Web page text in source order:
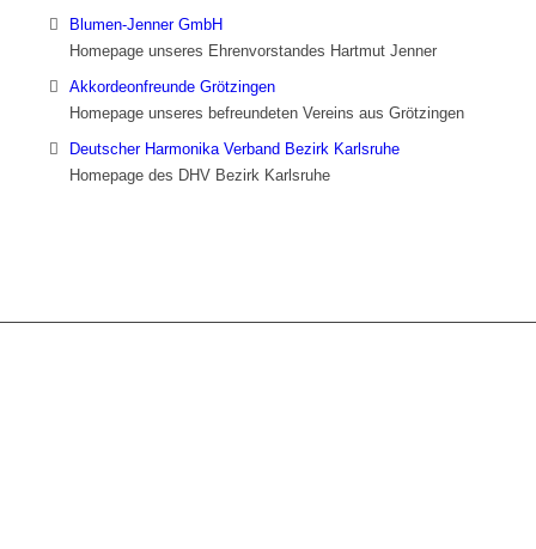
Blumen-Jenner GmbH
Homepage unseres Ehrenvorstandes Hartmut Jenner
Akkordeonfreunde Grötzingen
Homepage unseres befreundeten Vereins aus Grötzingen
Deutscher Harmonika Verband Bezirk Karlsruhe
Homepage des DHV Bezirk Karlsruhe